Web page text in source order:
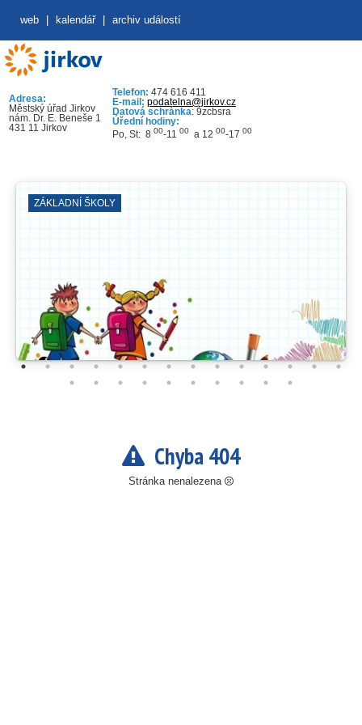
web kalendář archiv událostí
Adresa:
Městský úřad Jirkov
nám. Dr. E. Beneše 1
431 11 Jirkov
Telefon: 474 616 411
E-mail: podatelna@jirkov.cz
Datová schránka: 9zcbsra
Úřední hodiny:
Po, St: 8 00-11 00 a 12 00-17 00
ZÁKLADNÍ ŠKOLY
Chyba 404
Stránka nenalezena